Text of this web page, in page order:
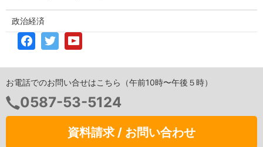
政治経済
お電話でのお問い合せはこちら（午前10時〜午後５時）
0587-53-5124
資料請求 / お問い合わせ